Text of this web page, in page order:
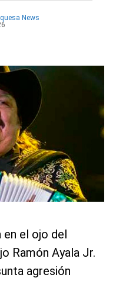
News
en el ojo del
Ramón Ayala Jr.
agresión